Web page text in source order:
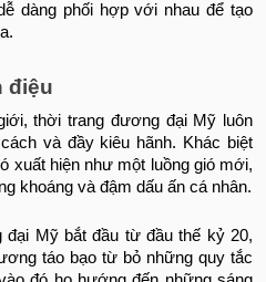
dàng phối hợp với nhau để tạo
điệu
thời trang đương đại Mỹ luôn
và đầy kiêu hãnh. Khác biệt
xuất hiện như một luồng gió mới,
khoáng và đậm dấu ấn cá nhân.
Mỹ bắt đầu từ đầu thế kỷ 20,
táo bạo từ bỏ những quy tắc